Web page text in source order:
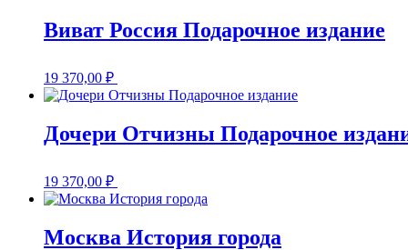
Виват Россия Подарочное издание
19 370,00 ₽
Дочери Отчизны Подарочное
19 370,00 ₽
Москва История города